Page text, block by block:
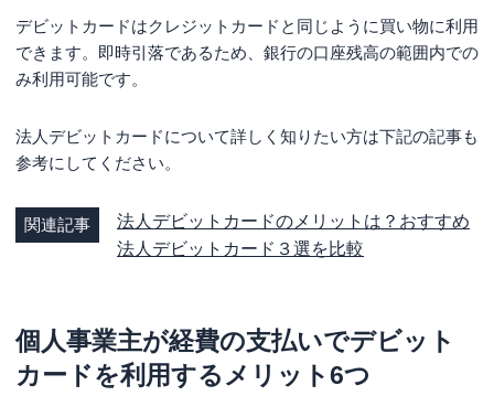
クレジットカードに備わっている付帯サービスがない
個人事業主でデビットカードの利用に向いている
人
個人信用情報に問題がありクレジットカードを作成でき
ない人
キャッシュフローを気にしなくてよいほど資金が潤沢な
年会費とキャッシュバックやポイント還元率、付帯サー
ビスのバランスをチェック
追加カードやETCカードの作成可能枚数を確認
デビットカードはクレジットカードと同じように買い物に利用
できます。即時引落であるため、銀行の口座残高の範囲内での
み利用可能です。
法人デビットカードについて詳しく知りたい方は下記の記事も
参考にしてください。
関連記事
法人デビットカードのメリットは？おすすめ
法人デビットカード３選を比較
個人事業主が経費の支払いでデビット
カードを利用するメリット6つ